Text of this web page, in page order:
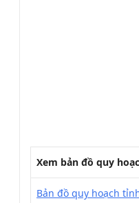
Xem bản đồ quy
Bản đồ quy hoạch